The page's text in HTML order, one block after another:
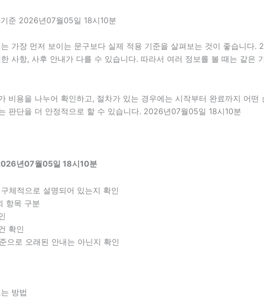
준 2026년07월05일 18시10분
가장 먼저 보이는 문구보다 실제 적용 기준을 살펴보는 것이 좋습니다
사항, 사후 안내가 다를 수 있습니다. 따라서 여러 정보를 볼 때는 같은
비용을 나누어 확인하고, 절차가 있는 경우에는 시작부터 완료까지 어
판단을 더 안정적으로 할 수 있습니다. 2026년07월05일 18시10분
년07월05일 18시10분
체적으로 설명되어 있는지 확인
항목 구분
확인
으로 오래된 안내는 아닌지 확인
방법